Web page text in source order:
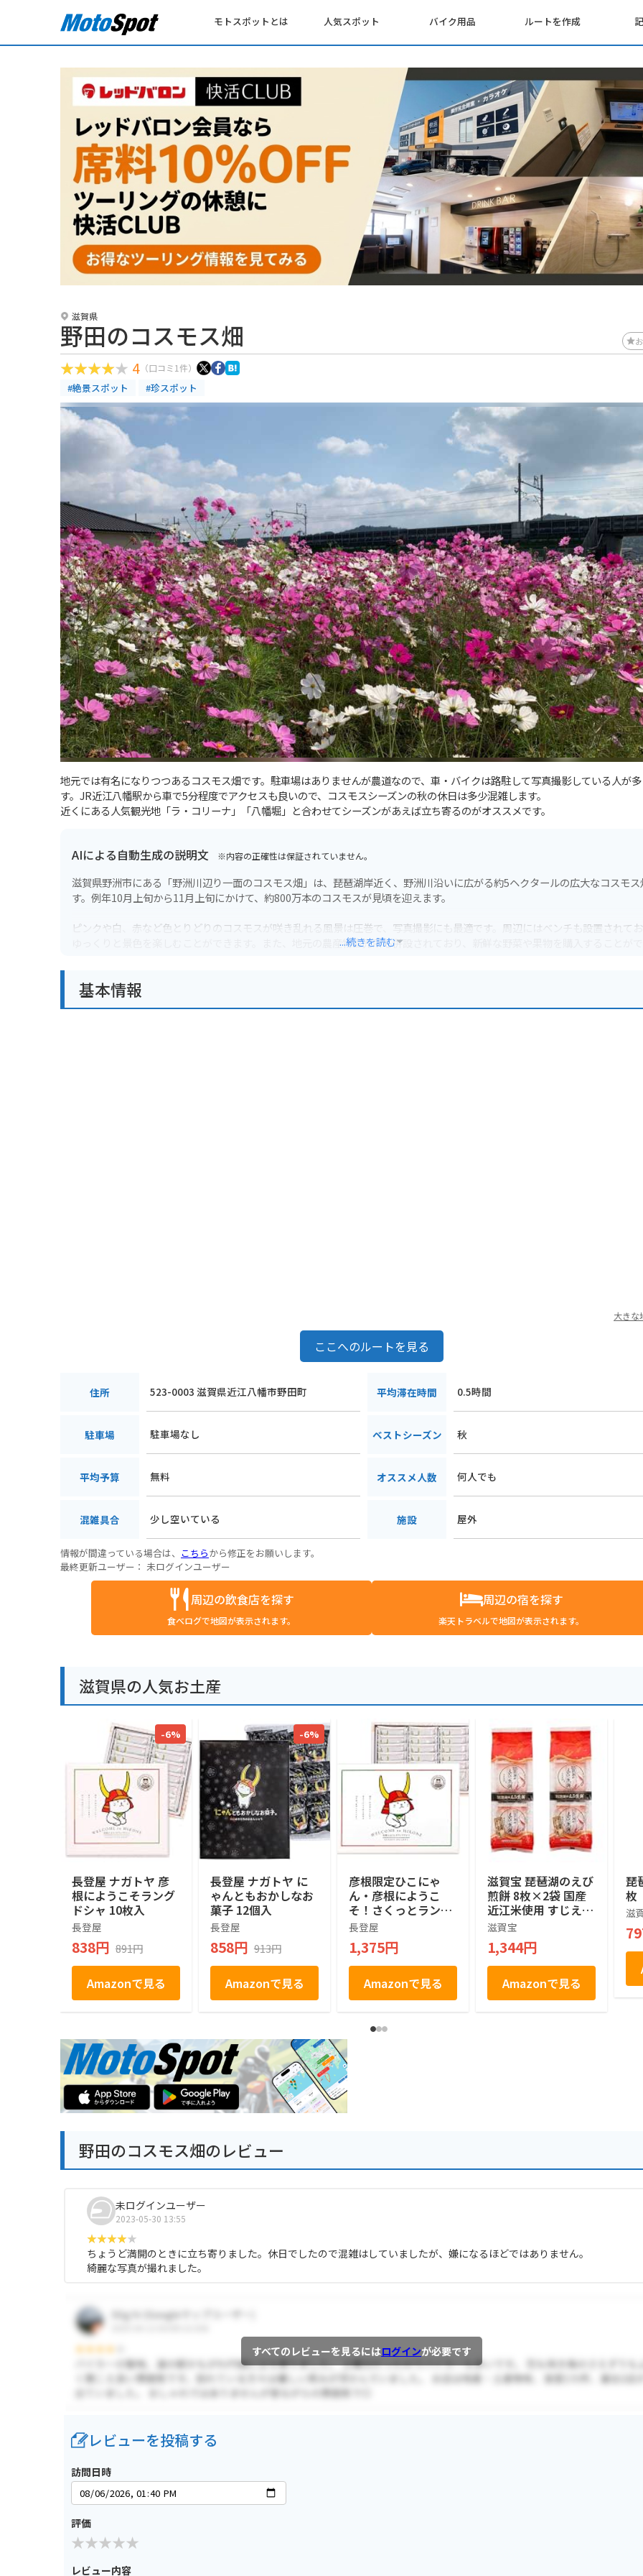
モトスポットとは 人気スポット バイク用品 ルートを作成
滋賀県
野田のコスモス畑
4 （口コミ1件）
#絶景スポット #珍スポット
地元では有名になりつつあるコスモス畑です。駐車場はありませんが農道なので、車・バイクは路駐して写真撮影している人が
す。JR近江八幡駅から車で5分程度でアクセスも良いので、コスモスシーズンの秋の休日は多少混雑します。
近くにある人気観光地「ラ・コリーナ」「八幡堀」と合わせてシーズンがあえば立ち寄るのがオススメです。
AIによる自動生成の説明文 ※内容の正確性は保証されていません。
滋賀県野洲市にある「野洲川辺り一面のコスモス畑」は、琵琶湖岸近く、野洲川沿いに広がる約5ヘクタールの広大なコスモス
す。例年10月上旬から11月上旬にかけて、約800万本のコスモスが見頃を迎えます。
ピンクや白、赤など色とりどりのコスモスが咲き乱れる風景は圧巻で、写真撮影にも最適です。周辺にはベンチも設置されてお
ゆっくりと景色を楽しむことができます。また、地元の農産物直売所も併設されており、新鮮な野菜や果物を購入することがで
バイクで訪れる場合は、周辺に駐車場が少ないため、公共交通機関の利用がおすすめです。
...続きを読む
基本情報
大きな
ここへのルートを見る
住所 523-0003 滋賀県近江八幡市野田町 平均滞在時間 0.5時間
駐車場 駐車場なし ベストシーズン 秋
平均予算 無料 オススメ人数 何人でも
混雑具合 少し空いている 施設 屋外
情報が間違っている場合は、 こちらから修正をお願いします。
最終更新ユーザー： 未ログインユーザー
周辺の飲食店を探す
食べログで地図が表示されます。
周辺の宿を探す
楽天トラベルで地図が表示されます。
滋賀県の人気お土産
-6%
長登屋 ナガトヤ 彦
根にようこそラング
ドシャ 10枚入
長登屋
838円 891円
Amazonで見る
-6%
長登屋 ナガトヤ に
ゃんともおかしなお
菓子 12個入
長登屋
858円 913円
Amazonで見る
彦根限定ひこにゃ
ん・彦根にようこ
そ！さくっとラング
ドシャ（大） 18枚
入
長登屋
1,375円
Amazonで見る
滋賀宝 琵琶湖のえび
煎餅 8枚×2袋 国産
近江米使用 すじえび
おかき おやつ
滋賀宝
1,344円
Amazonで見る
琵
枚
滋
野田のコスモス畑のレビュー
未ログインユーザー
2023-05-30 13:55
ちょうど満開のときに立ち寄りました。休日でしたので混雑はしていましたが、嫌になるほどではありません。
綺麗な写真が撮れました。
すべてのレビューを見るにはログインが必要です
レビューを投稿する
訪問日時
評価
レビュー内容